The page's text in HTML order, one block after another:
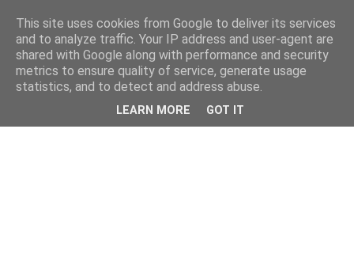
This site uses cookies from Google to deliver its services
and to analyze traffic. Your IP address and user-agent are
shared with Google along with performance and security
metrics to ensure quality of service, generate usage
statistics, and to detect and address abuse.
LEARN MORE GOT IT